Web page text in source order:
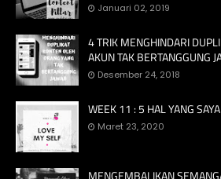
Januari 02, 2019
4 TRIK MENGHINDARI
AKUN TAK BERTANGGUNG
Desember 24, 2018
WEEK 11 : 5 HAL YANG
Maret 23, 2020
MENGEMBALIKAN